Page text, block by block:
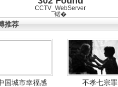
CCTV_WebServer
锘�
推荐
国城市幸福感
不孝七宗罪